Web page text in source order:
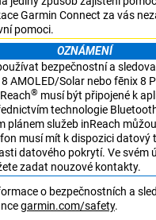
Garmin Connect za vás
pomoci.
OZNÁMENÍ
bezpečnostní a
8 AMOLED/Solar nebofēnix 8
® musí být připojené k
technologie
plánem služeb inReach
musí mít k dispozici datový
datového pokrytí. Ve svém
zadat nouzové kontakty.
o bezpečnostních a
garmin.com/safety.